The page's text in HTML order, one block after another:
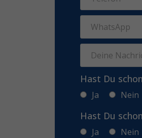
Hast Du
Ja Nein
Hast Du
Ja Nein